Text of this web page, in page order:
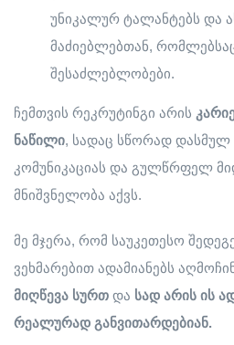
უნიკალურ ტალანტებს და
მაძიებლებთან,
შესაძლებლობები.
ჩემთვის რეკრუტინგი არის
ნაწილი, სადაც სწორად დასმულ
კომუნიკაციას და გულწრფელ
მნიშვნელობა აქვს.
მე მჯერა, რომ საუკეთესო
ვეხმარებით ადამიანებს
მიღწევა სურთ და სად არის ის
რეალურად განვითარდებიან.